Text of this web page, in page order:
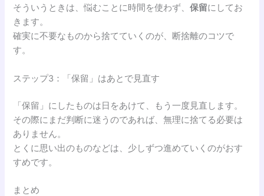
そういうときは、悩むことに時間を使わず、保留にしてお
きます。
確実に不要なものから捨てていくのが、断捨離のコツで
す。
ステップ3：「保留」はあとで見直す
「保留」にしたものは日をあけて、もう一度見直します。
その際にまだ判断に迷うのであれば、無理に捨てる必要は
ありません。
とくに思い出のものなどは、少しずつ進めていくのがおす
すめです。
まとめ